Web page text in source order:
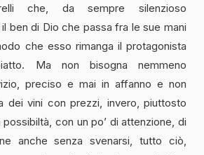
che, da sempre silenzioso
ben di Dio che passa fra le sue mani
che esso rimanga il protagonista
Ma non bisogna nemmeno
preciso e mai in affanno e non
dei vini con prezzi, invero, piuttosto
con un po’ di attenzione, di
anche senza svenarsi, tutto ciò,